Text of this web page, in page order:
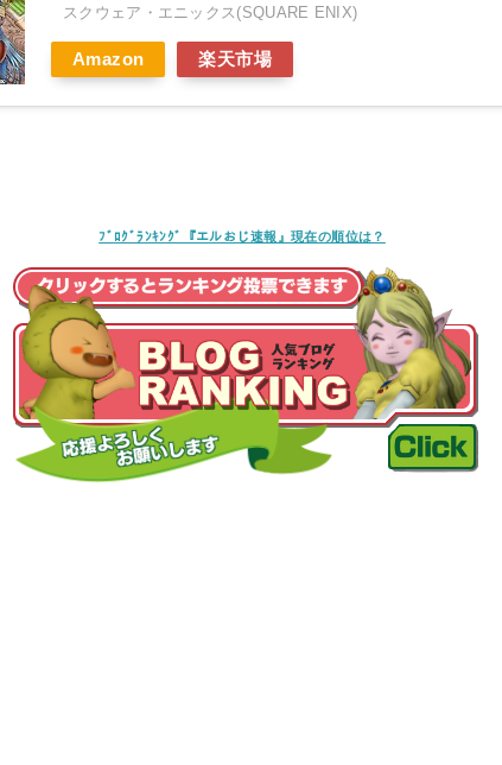
スクウェア・エニックス(SQUARE ENIX)
Amazon 楽天市場
ﾌﾞﾛｸﾞﾗﾝｷﾝｸﾞ『エルおじ速報』現在の順位は？